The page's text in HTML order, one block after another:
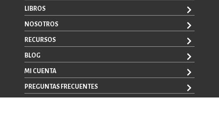
ventas@editorial.udg.mx
WhatsApp: +52 33 1433 6869
CUCEA
CUCBA
CUCEI
CUCSH
CUALTOS
CUCHAPALA
CUCOSTA
CUCSUR
CUGDL
CUNORTE
LIBROS
TODOS LOS LIBROS
E-BOOKS
CATÁLOGOS
NOSOTROS
SOBRE NOSOTROS
CONTACTO
RECURSOS
PROMOCIONALES
CONVOCATORIAS
BLOG
LA VENTANA ROJA
MI CUENTA
REGISTRO
PREGUNTAS FRECUENTES